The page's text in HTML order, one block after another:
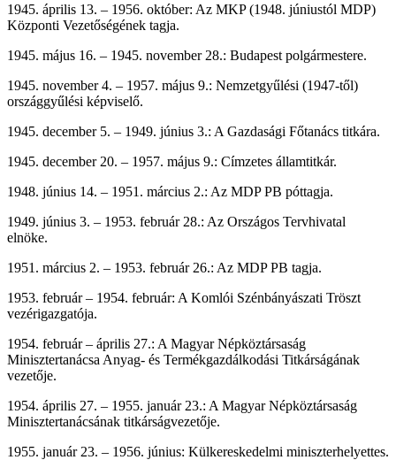
1945. április 13. – 1956. október: Az MKP (1948. júniustól MDP)
Központi Vezetőségének tagja.
1945. május 16. – 1945. november 28.: Budapest polgármestere.
1945. november 4. – 1957. május 9.: Nemzetgyűlési (1947-től)
országgyűlési képviselő.
1945. december 5. – 1949. június 3.: A Gazdasági Főtanács titkára.
1945. december 20. – 1957. május 9.: Címzetes államtitkár.
1948. június 14. – 1951. március 2.: Az MDP PB póttagja.
1949. június 3. – 1953. február 28.: Az Országos Tervhivatal
elnöke.
1951. március 2. – 1953. február 26.: Az MDP PB tagja.
1953. február – 1954. február: A Komlói Szénbányászati Tröszt
vezérigazgatója.
1954. február – április 27.: A Magyar Népköztársaság
Minisztertanácsa Anyag- és Termékgazdálkodási Titkárságának
vezetője.
1954. április 27. – 1955. január 23.: A Magyar Népköztársaság
Minisztertanácsának titkárságvezetője.
1955. január 23. – 1956. június: Külkereskedelmi miniszterhelyettes.